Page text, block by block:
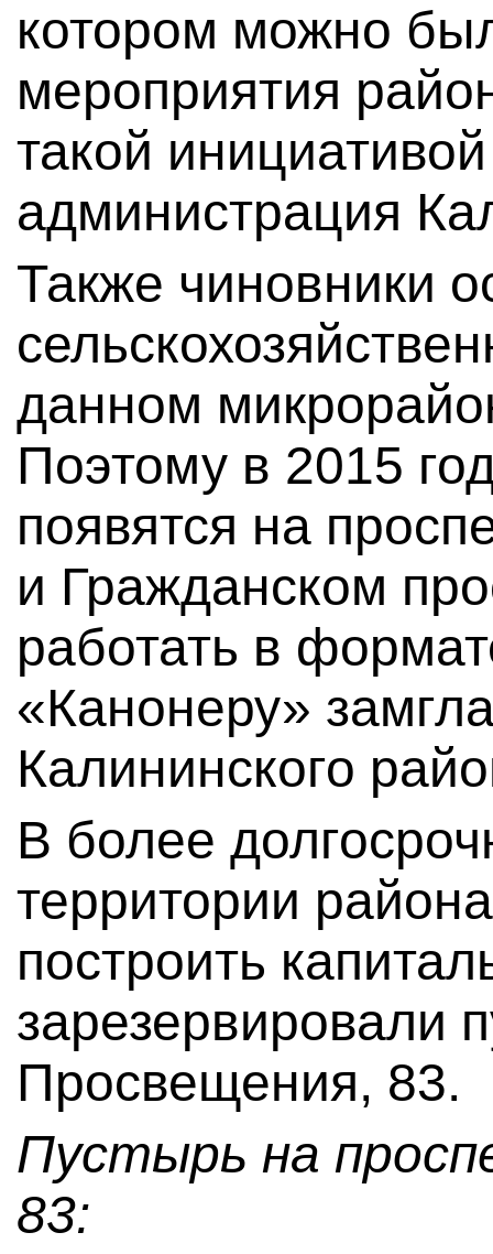
котором можно
мероприятия
такой
администрация
Также чиновники
данном
Поэтому в 2015
появятся на
и Гражданском
работать в
«Канонеру»
Калининского
В более
территории
построить
зарезервировали
Просвещения, 83.
Пустырь на
83: